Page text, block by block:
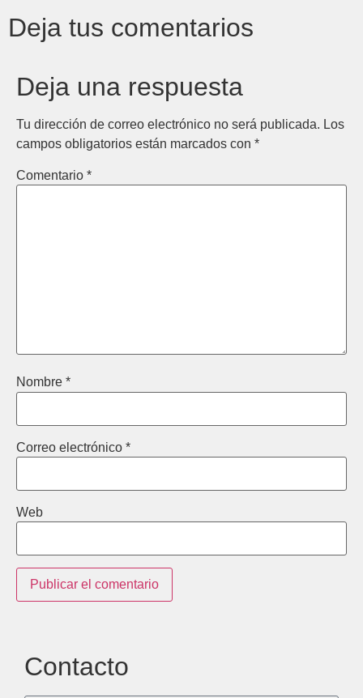
Deja tus comentarios
Deja una respuesta
Tu dirección de correo electrónico no será publicada. Los
campos obligatorios están marcados con *
Comentario *
Nombre *
Correo electrónico *
Web
Contacto